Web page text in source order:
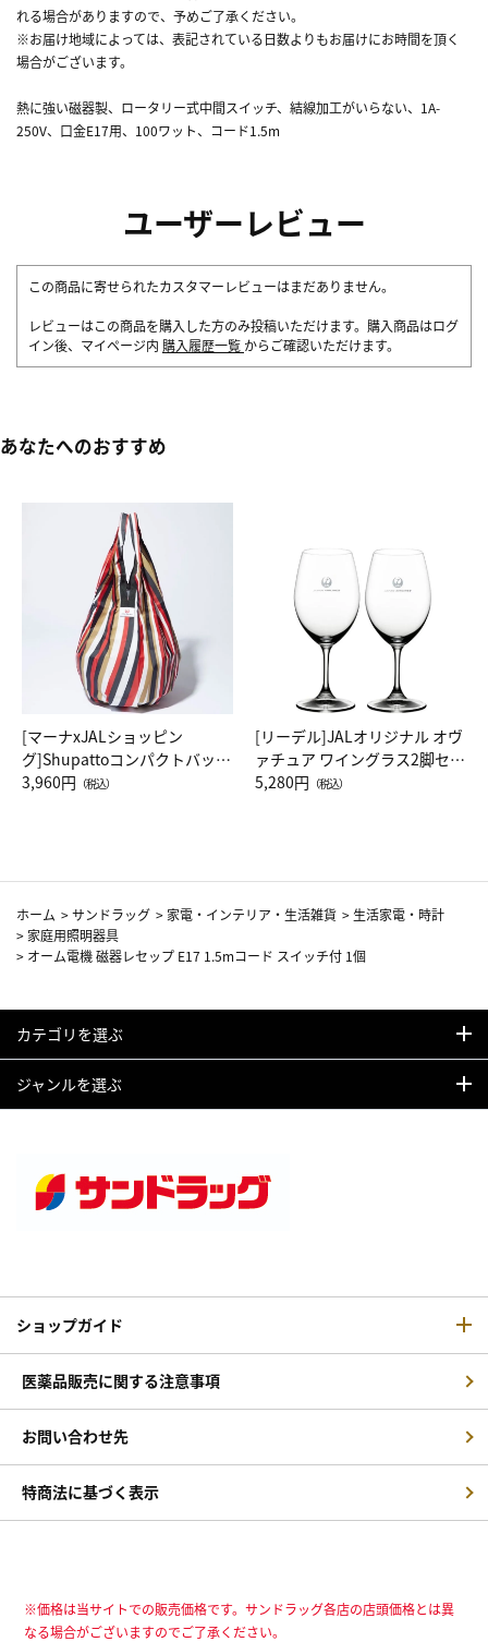
れる場合がありますので、予めご了承ください。
※お届け地域によっては、表記されている日数よりもお届けにお時間を頂く
場合がございます。
熱に強い磁器製、ロータリー式中間スイッチ、結線加工がいらない、1A-
250V、口金E17用、100ワット、コード1.5m
ユーザーレビュー
この商品に寄せられたカスタマーレビューはまだありません。
レビューはこの商品を購入した方のみ投稿いただけます。購入商品はログ
イン後、マイページ内 購入履歴一覧 からご確認いただけます。
あなたへのおすすめ
[マーナxJALショッピン
グ]Shupattoコンパクトバッグ
Drop JAL客室乗務員（LC）ス
3,960円 （税込）
[リーデル]JALオリジナル オヴ
ァチュア ワイングラス2脚セッ
ト（レッドワイン）
5,280円 （税込）
ホーム >サンドラッグ > 家電・インテリア・生活雑貨 > 生活家電・時計
> 家庭用照明器具
> オーム電機 磁器レセップ E17 1.5mコード スイッチ付 1個
カテゴリを選ぶ
ジャンルを選ぶ
ショップガイド
医薬品販売に関する注意事項
お問い合わせ先
特商法に基づく表示
※価格は当サイトでの販売価格です。サンドラッグ各店の店頭価格とは異
なる場合がございますのでご了承ください。